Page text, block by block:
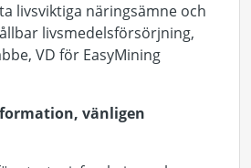
livsviktiga näringsämne och
livsmedelsförsörjning,
VD för EasyMining
vänligen